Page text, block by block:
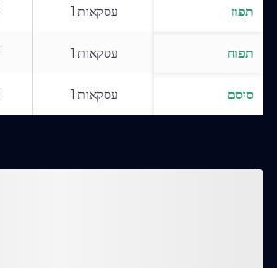
תפוז עסקאות 1
תפוח עסקאות 1
סיסם עסקאות 1